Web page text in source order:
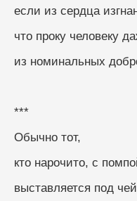
если из сердца
что проку человеку
из номинальных
***
Обычно тот,
кто нарочито, с
выставляется под